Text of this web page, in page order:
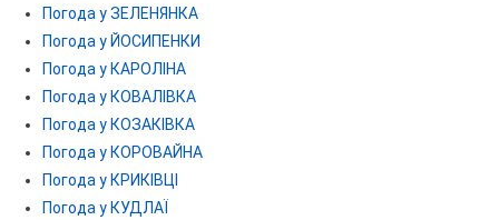
Погода у ЗЕЛЕНЯНКА
Погода у ЙОСИПЕНКИ
Погода у КАРОЛІНА
Погода у КОВАЛІВКА
Погода у КОЗАКІВКА
Погода у КОРОВАЙНА
Погода у КРИКІВЦІ
Погода у КУДЛАЇ